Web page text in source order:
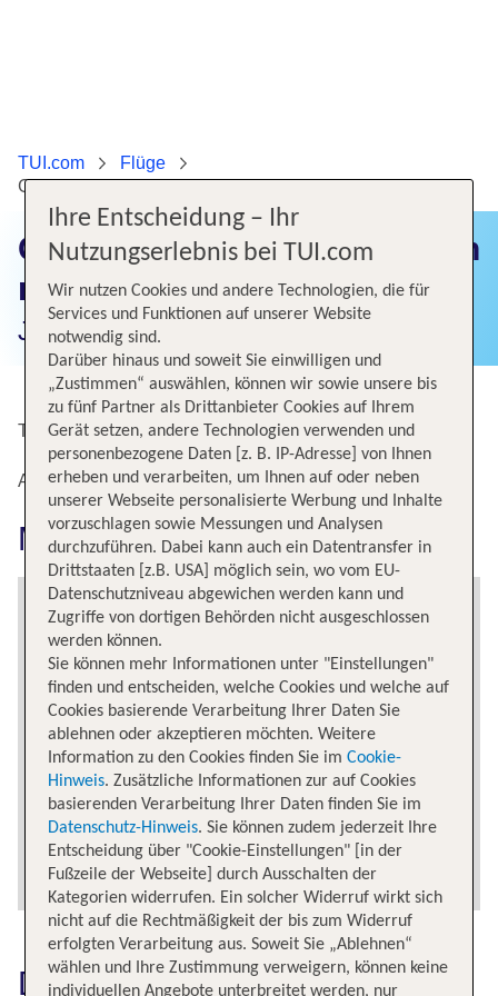
TUI.com
Flüge
Günstige Flüge von München nach Manila
Günstige Flüge von München
nach Manila
Jetzt Flugangebote finden!
Top Angebote von München nach Manila
Alternative Flugverbindungen nach Manila
Manila erkunden
Das könnte dich auch
Ihre Entscheidung – Ihr
Nutzungserlebnis bei TUI.com
Wir nutzen Cookies und andere Technologien, die für
Services und Funktionen auf unserer Website
notwendig sind.
Darüber hinaus und soweit Sie einwilligen und
„Zustimmen“ auswählen, können wir sowie unsere bis
zu fünf Partner als Drittanbieter Cookies auf Ihrem
Gerät setzen, andere Technologien verwenden und
personenbezogene Daten [z. B. IP-Adresse] von Ihnen
erheben und verarbeiten, um Ihnen auf oder neben
unserer Webseite personalisierte Werbung und Inhalte
vorzuschlagen sowie Messungen und Analysen
durchzuführen. Dabei kann auch ein Datentransfer in
Drittstaaten [z.B. USA] möglich sein, wo vom EU-
Datenschutzniveau abgewichen werden kann und
Zugriffe von dortigen Behörden nicht ausgeschlossen
werden können.
Sie können mehr Informationen unter "Einstellungen"
finden und entscheiden, welche Cookies und welche auf
Cookies basierende Verarbeitung Ihrer Daten Sie
ablehnen oder akzeptieren möchten. Weitere
Information zu den Cookies finden Sie im Cookie-
Hinweis. Zusätzliche Informationen zur auf Cookies
basierenden Verarbeitung Ihrer Daten finden Sie im
Datenschutz-Hinweis. Sie können zudem jederzeit Ihre
Entscheidung über "Cookie-Einstellungen" [in der
Fußzeile der Webseite] durch Ausschalten der
Kategorien widerrufen. Ein solcher Widerruf wirkt sich
nicht auf die Rechtmäßigkeit der bis zum Widerruf
erfolgten Verarbeitung aus. Soweit Sie „Ablehnen“
wählen und Ihre Zustimmung verweigern, können keine
individuellen Angebote unterbreitet werden, nur